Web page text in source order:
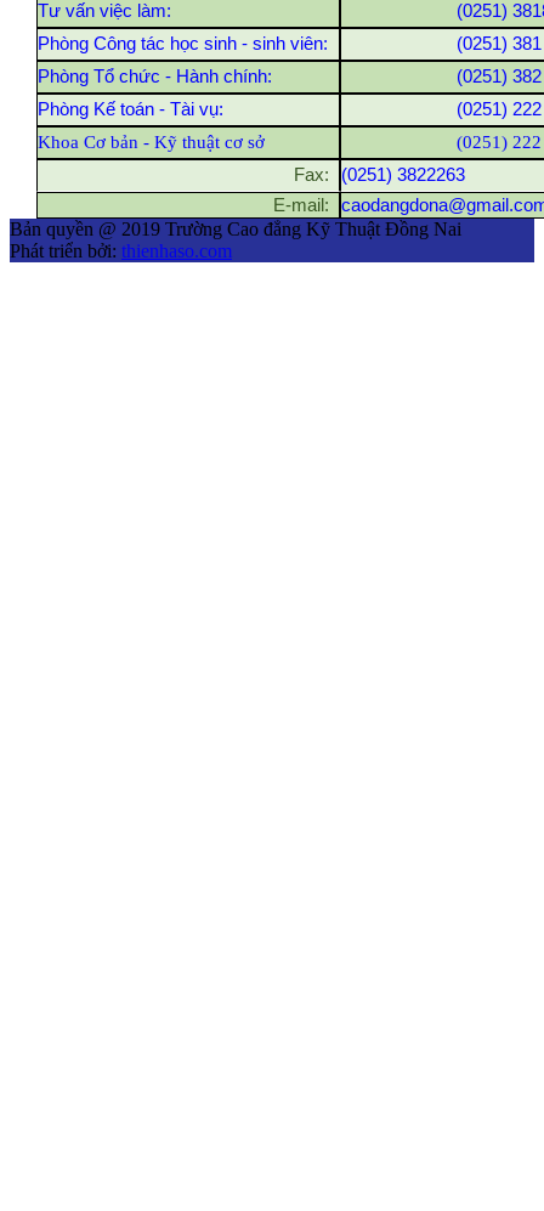
Tư vấn việc làm:
(0251)
Phòng Công tác học sinh - sinh viên:
(0251)
Phòng Tổ chức - Hành chính:
(0251)
Phòng Kế toán - Tài vụ:
(0251)
Khoa Cơ bản - Kỹ thuật cơ sở
(0251)
Fax:
(0251) 3822263
E-mail:
Bản quyền @ 2019 Trường Cao đẳng Kỹ Thuật Đồng Nai
Phát triển bởi: thienhaso.com